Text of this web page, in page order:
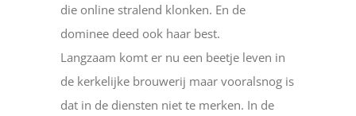
die online stralend klonken. En de
dominee deed ook haar best.
Langzaam komt er nu een beetje leven in
de kerkelijke brouwerij maar vooralsnog is
dat in de diensten niet te merken. In de